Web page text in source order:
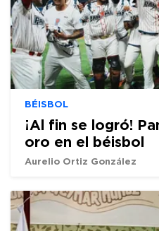
BÉISBOL
¡Al fin se logró!
oro en el béisbol
Aurelio Ortiz González